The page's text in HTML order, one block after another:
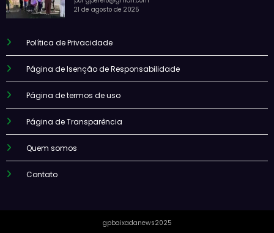
21 de agosto de 2025
Política de Privacidade
Página de Isenção de Responsabilidade
Página de termos de uso
Página de Transparência
Quem somos
Contato
gpbaixadanews2025